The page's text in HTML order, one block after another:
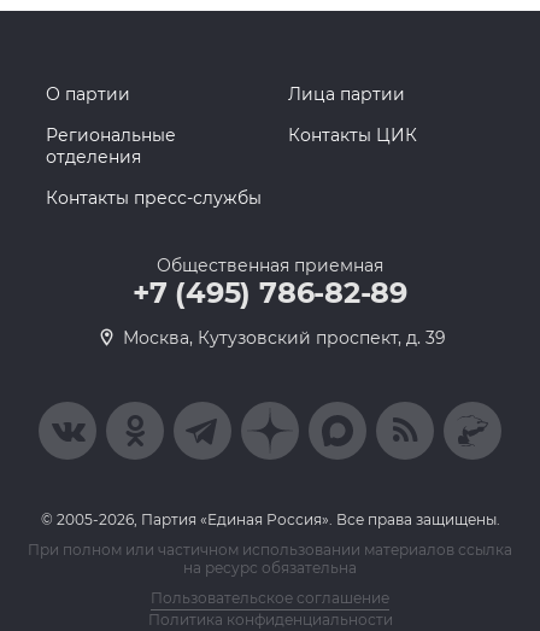
О партии
Лица партии
Региональные
отделения
Контакты ЦИК
Контакты пресс-службы
Общественная приемная
+7 (495) 786-82-89
Москва, Кутузовский проспект, д. 39
© 2005-2026, Партия «Единая Россия». Все права защищены.
При полном или частичном использовании материалов ссылка
на ресурс обязательна
Пользовательское соглашение
Политика конфиденциальности